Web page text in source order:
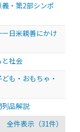
・第2部シンポ
日米親善にかけ
と社会
も・おもちゃ・
列品解説
全件表示（31件）